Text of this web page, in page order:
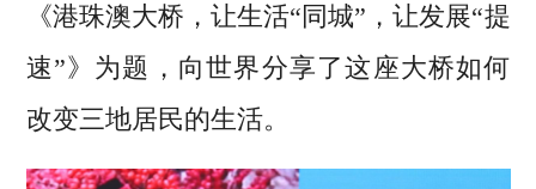
《港珠澳大桥，让生活“同城”，让发展“提
速”》为题，向世界分享了这座大桥如何
改变三地居民的生活。